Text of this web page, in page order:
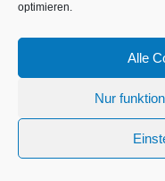
optimieren.
Alle
Nur